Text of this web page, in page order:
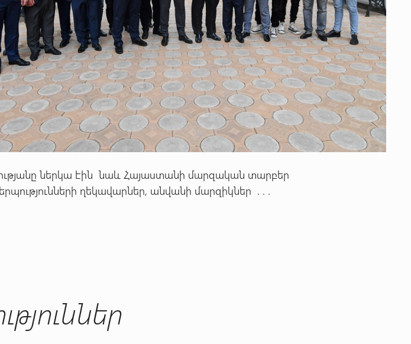
ներկա էին նաև Հայաստանի մարզական տարբեր
ղեկավարներ, անվանի մարզիկներ . . .